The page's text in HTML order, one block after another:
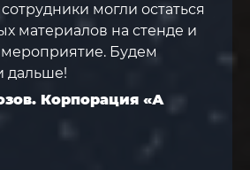
могли остаться
материалов на стенде и
Будем
дальше!
Корпорация «А